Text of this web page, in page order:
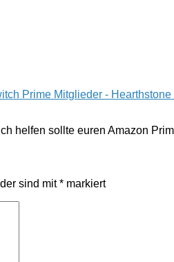
Prime Mitglieder -
helfen sollte euren Amazon
sind mit* markiert